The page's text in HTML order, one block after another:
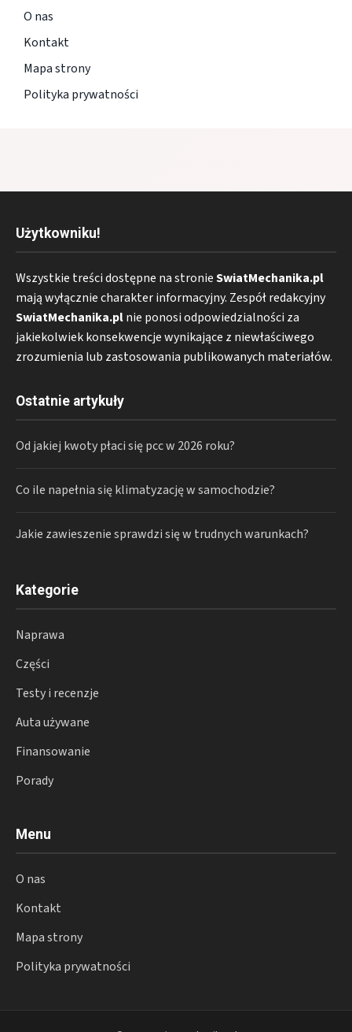
O nas
Kontakt
Mapa strony
Polityka prywatności
Użytkowniku!
Wszystkie treści dostępne na stronieSwiatMechanika.pl
mają wyłącznie charakter informacyjny. Zespół redakcyjny
SwiatMechanika.plnie ponosi odpowiedzialności za
jakiekolwiek konsekwencje wynikające z niewłaściwego
zrozumienia lub zastosowania publikowanych materiałów.
Ostatnie artykuły
Od jakiej kwoty płaci się pcc w 2026 roku?
Co ile napełnia się klimatyzację w samochodzie?
Jakie zawieszenie sprawdzi się w trudnych warunkach?
Kategorie
Naprawa
Części
Testy i recenzje
Auta używane
Finansowanie
Porady
Menu
O nas
Kontakt
Mapa strony
Polityka prywatności